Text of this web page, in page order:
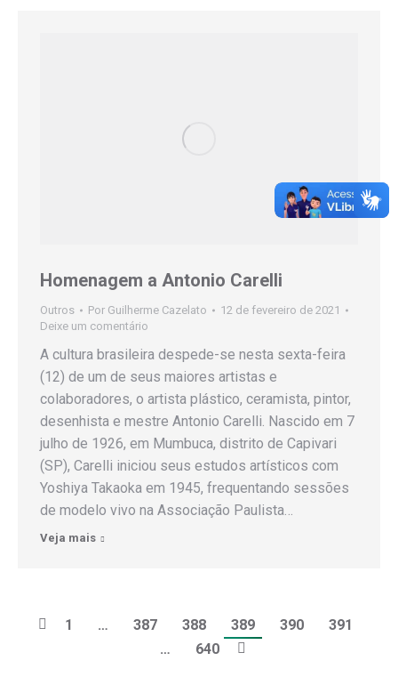
Homenagem a Antonio Carelli
Outros Por Guilherme Cazelato
12 de fevereiro de 2021
Deixe um comentário
A cultura brasileira despede-se nesta sexta-feira
(12) de um de seus maiores artistas e
colaboradores, o artista plástico, ceramista, pintor,
desenhista e mestre Antonio Carelli. Nascido em 7
julho de 1926, em Mumbuca, distrito de Capivari
(SP), Carelli iniciou seus estudos artísticos com
Yoshiya Takaoka em 1945, frequentando sessões
de modelo vivo na Associação Paulista…
Veja mais
1 … 387 388 389 390
391
…
640